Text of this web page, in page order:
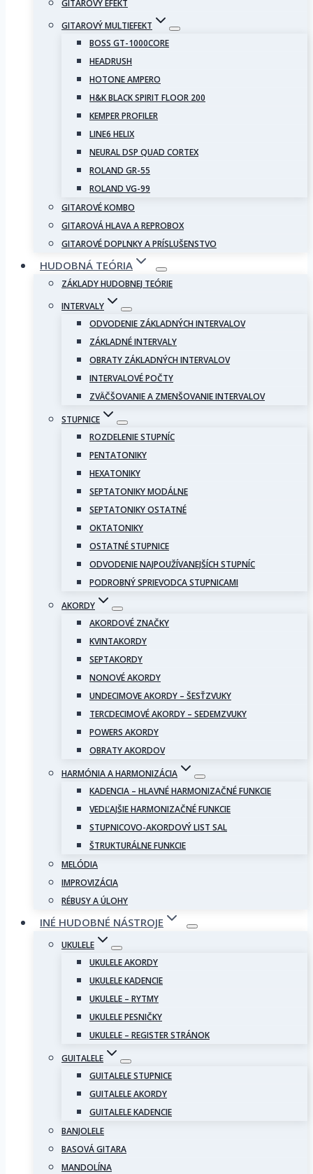
GITAROVÝ EFEKT
GITAROVÝ MULTIEFEKT
BOSS GT-1000CORE
HEADRUSH
HOTONE AMPERO
H&K BLACK SPIRIT FLOOR 200
KEMPER PROFILER
LINE6 HELIX
NEURAL DSP QUAD CORTEX
ROLAND GR-55
ROLAND VG-99
GITAROVÉ KOMBO
GITAROVÁ HLAVA A REPROBOX
GITAROVÉ DOPLNKY A PRÍSLUŠENSTVO
HUDOBNÁ TEÓRIA
ZÁKLADY HUDOBNEJ TEÓRIE
INTERVALY
ODVODENIE ZÁKLADNÝCH INTERVALOV
ZÁKLADNÉ INTERVALY
OBRATY ZÁKLADNÝCH INTERVALOV
INTERVALOVÉ POČTY
ZVÄČŠOVANIE A ZMENŠOVANIE INTERVALOV
STUPNICE
ROZDELENIE STUPNÍC
PENTATONIKY
HEXATONIKY
SEPTATONIKY MODÁLNE
SEPTATONIKY OSTATNÉ
OKTATONIKY
OSTATNÉ STUPNICE
ODVODENIE NAJPOUŽÍVANEJŠÍCH STUPNÍC
PODROBNÝ SPRIEVODCA STUPNICAMI
AKORDY
AKORDOVÉ ZNAČKY
KVINTAKORDY
SEPTAKORDY
NONOVÉ AKORDY
UNDECIMOVE AKORDY – ŠESŤZVUKY
TERCDECIMOVÉ AKORDY – SEDEMZVUKY
POWERS AKORDY
OBRATY AKORDOV
HARMÓNIA A HARMONIZÁCIA
KADENCIA – HLAVNÉ HARMONIZAČNÉ FUNKCIE
VEDĽAJŠIE HARMONIZAČNÉ FUNKCIE
STUPNICOVO-AKORDOVÝ LIST SAL
ŠTRUKTURÁLNE FUNKCIE
MELÓDIA
IMPROVIZÁCIA
RÉBUSY A ÚLOHY
INÉ HUDOBNÉ NÁSTROJE
UKULELE
UKULELE AKORDY
UKULELE KADENCIE
UKULELE – RYTMY
UKULELE PESNIČKY
UKULELE – REGISTER STRÁNOK
GUITALELE
GUITALELE STUPNICE
GUITALELE AKORDY
GUITALELE KADENCIE
BANJOLELE
BASOVÁ GITARA
MANDOLÍNA